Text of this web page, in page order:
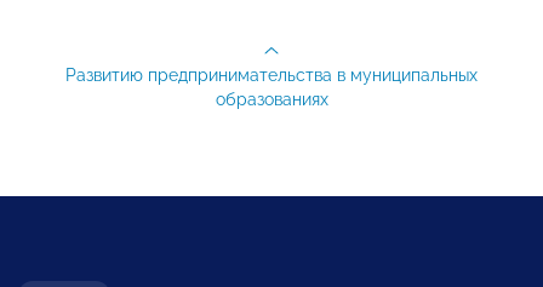
Развитию предпринимательства в муниципальных
образованиях